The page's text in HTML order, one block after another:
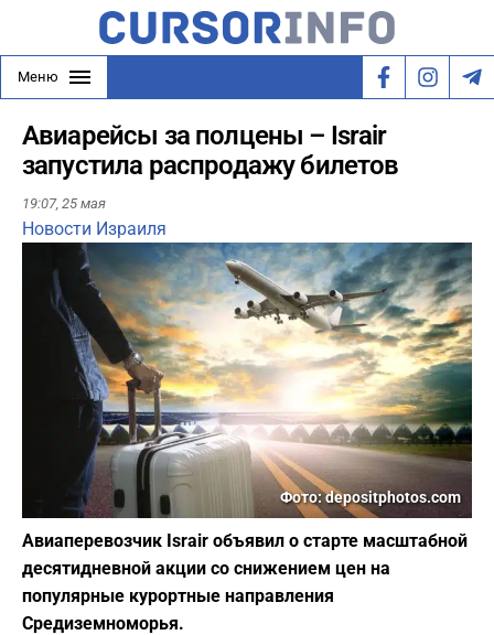
Меню
Авиарейсы за полцены – Israir
запустила распродажу билетов
19:07, 25 мая
Новости Израиля
Фото: depositphotos.com
Авиаперевозчик Israir объявил о старте масштабной
десятидневной акции со снижением цен на
популярные курортные направления
Средиземноморья.